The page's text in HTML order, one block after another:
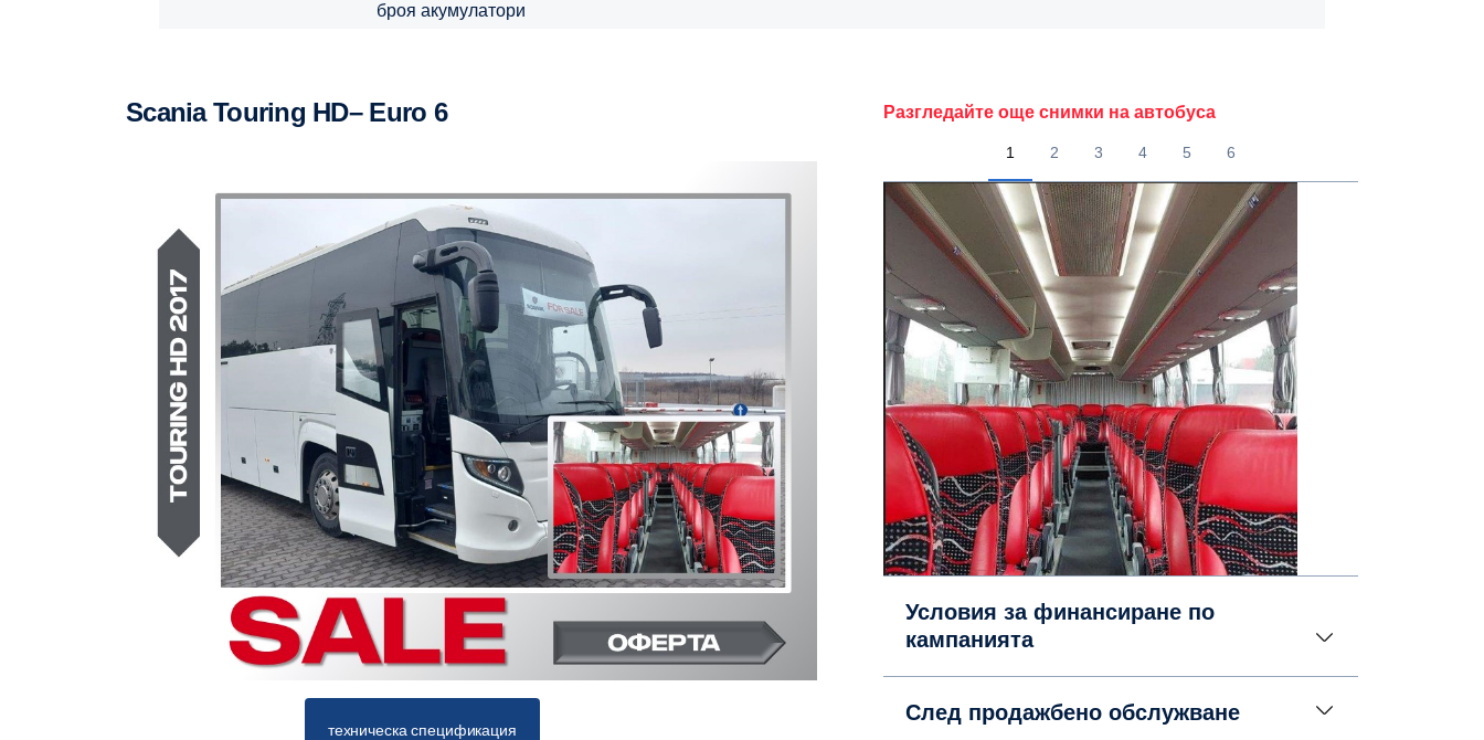
броя акумулатори
Scania Touring HD– Euro 6
техническа спецификация
Разгледайте още снимки на автобуса
1 2 3 4 5 6
Условия за финансиране по
кампанията
След продажбено обслужване